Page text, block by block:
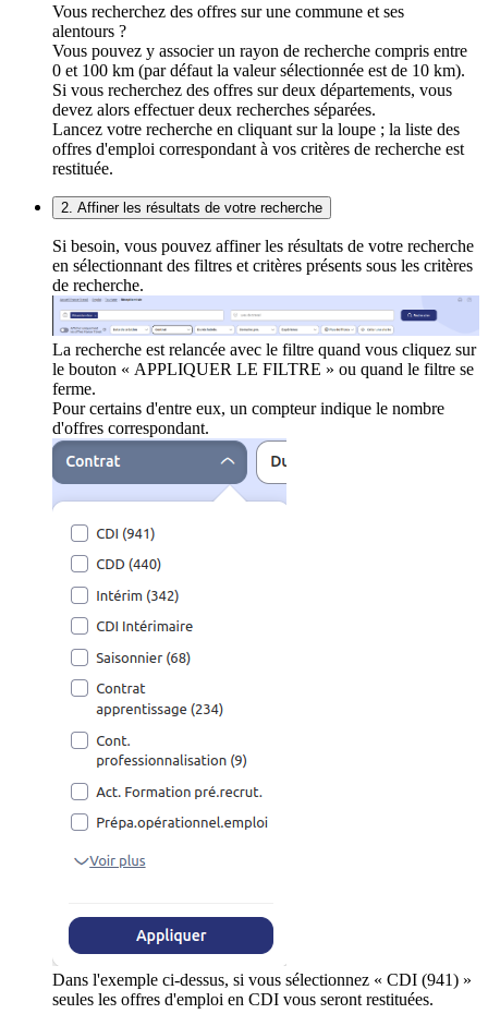
Vous recherchez des offres sur une commune et ses
alentours ?
Vous pouvez y associer un rayon de recherche compris entre
0 et 100 km (par défaut la valeur sélectionnée est de 10 km).
Si vous recherchez des offres sur deux départements, vous
devez alors effectuer deux recherches séparées.
Lancez votre recherche en cliquant sur la loupe ; la liste des
offres d'emploi correspondant à vos critères de recherche est
restituée.
2. Affiner les résultats de votre recherche
Si besoin, vous pouvez affiner les résultats de votre recherche
en sélectionnant des filtres et critères présents sous les critères
de recherche.
La recherche est relancée avec le filtre quand vous cliquez sur
le bouton « APPLIQUER LE FILTRE » ou quand le filtre se
ferme.
Pour certains d'entre eux, un compteur indique le nombre
d'offres correspondant.
Dans l'exemple ci-dessus, si vous sélectionnez « CDI (941) »
seules les offres d'emploi en CDI vous seront restituées.